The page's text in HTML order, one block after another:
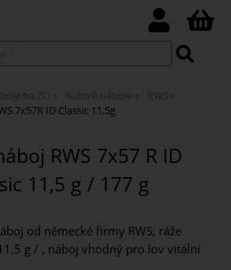
na ZO Kulové náboje
RWS
7x57R ID Classic 11,5g
RWS 7x57 R ID
11,5 g / 177 g
od německé firmy RWS, ráže
g / , náboj vhodný pro lov vitální